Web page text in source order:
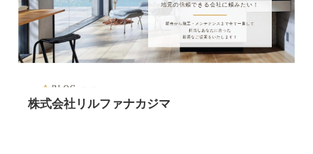
株式会社リルファナカジマ